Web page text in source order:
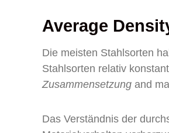
Average
Die meisten Stahlsorten
Stahlsorten relativ
Zusammensetzung and
Das Verständnis der